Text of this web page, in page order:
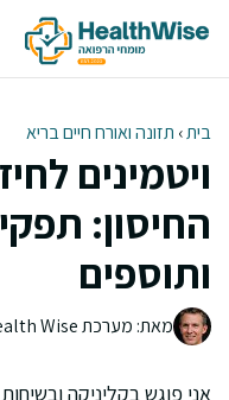
לתוכן
בית› תזונה ואורח חיים בריא
ויטמינים
החיסון:
ותוספים
מאת: מערכת Health Wise | צוות העריכה
אני פוגש בקליניקה